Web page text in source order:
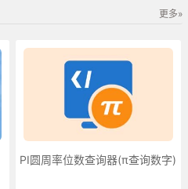
更多»
PI圆周率位数查询器(π查询数字)